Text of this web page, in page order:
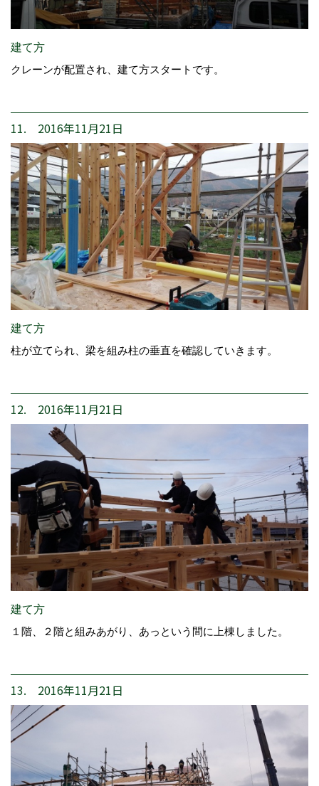
建て方
クレーンが配置され、建て方スタートです。
11. 2016年11月21日
建て方
柱が立てられ、梁を組み柱の垂直を確認していきます。
12. 2016年11月21日
建て方
１階、２階と組みあがり、あっという間に上棟しました。
13. 2016年11月21日